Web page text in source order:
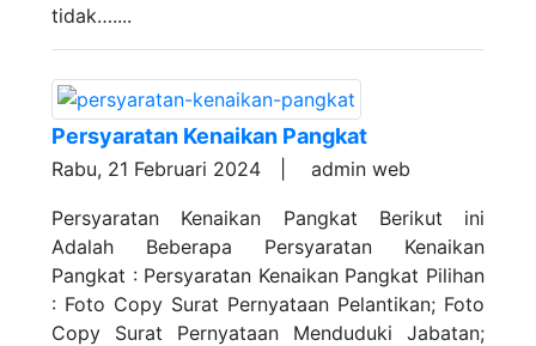
tidak…....
Persyaratan Kenaikan Pangkat
Rabu, 21 Februari 2024 | admin web
Persyaratan Kenaikan Pangkat Berikut ini
Adalah Beberapa Persyaratan Kenaikan
Pangkat : Persyaratan Kenaikan Pangkat Pilihan
: Foto Copy Surat Pernyataan Pelantikan; Foto
Copy Surat Pernyataan Menduduki Jabatan;